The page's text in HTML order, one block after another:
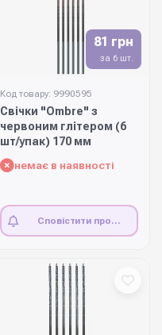
81 грн
за 6 шт.
Код товару: 9990595
Свічки "Ombre" з
червоним глітером (6
шт/упак) 170 мм
немає в наявності
Сповістити про